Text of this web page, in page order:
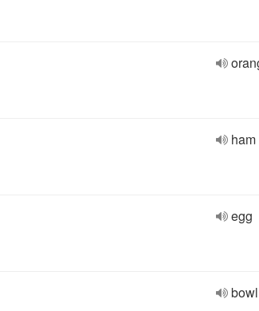
ham
egg
bowl